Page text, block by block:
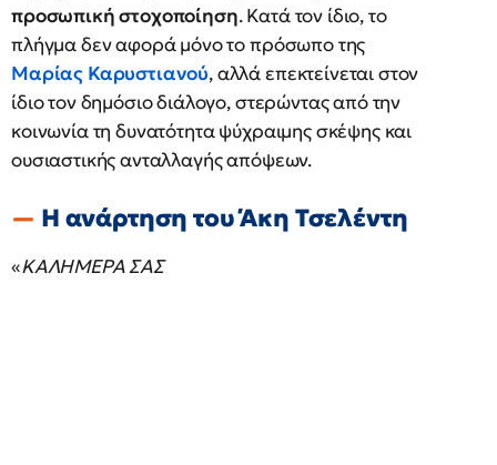
προσωπική στοχοποίηση. Κατά τον ίδιο, το
πλήγμα δεν αφορά μόνο το πρόσωπο της
Μαρίας Καρυστιανού, αλλά επεκτείνεται στον
ίδιο τον δημόσιο διάλογο, στερώντας από την
κοινωνία τη δυνατότητα ψύχραιμης σκέψης και
ουσιαστικής ανταλλαγής απόψεων.
Η ανάρτηση του Άκη Τσελέντη
«ΚΑΛΗΜΕΡΑ ΣΑΣ